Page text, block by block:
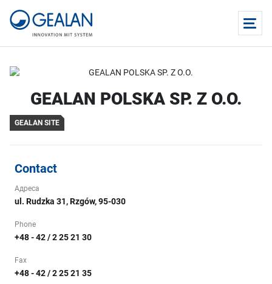
GEALAN POLSKA SP. Z O.O.
GEALAN SITE
Contact
Адреса
ul. Rudzka 31, Rzgów, 95-030
Phone
+48 - 42 / 2 25 21 30
Fax
+48 - 42 / 2 25 21 35